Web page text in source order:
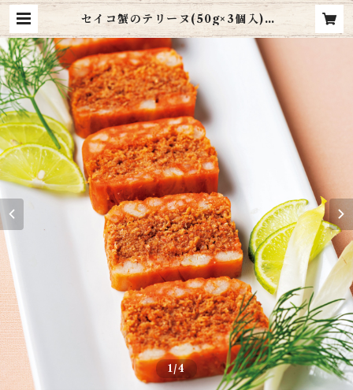
セイコ蟹のテリーヌ(50g×3個入) |
天の酒喰食房 amanojaku shok
ubo
1/4